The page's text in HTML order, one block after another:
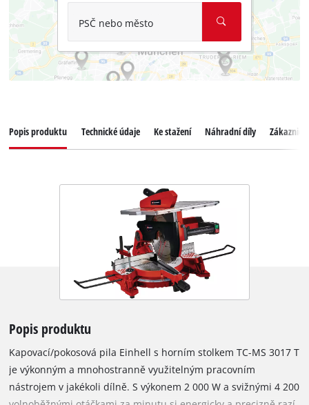
PSČ nebo město
Popis produktu Technické údaje Ke stažení Náhradní díly
Popis produktu
Kapovací/pokosová pila Einhell s horním stolkem TC-MS 3017 T
je výkonným a mnohostranně využitelným pracovním
nástrojem v jakékoli dílně. S výkonem 2 000 W a svižnými 4 200